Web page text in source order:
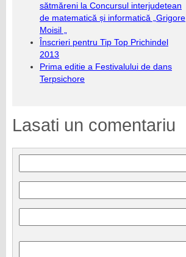
sătmăreni la Concursul interjudetean
de matematică și informatică „Grigore
Moisil „
Înscrieri pentru Tip Top Prichindel
2013
Prima editie a Festivalului de dans
Terpsichore
Lasati un comentariu